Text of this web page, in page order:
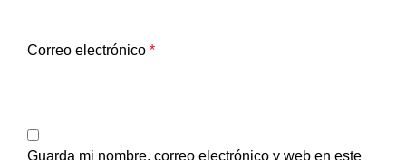
Correo electrónico *
Guarda mi nombre, correo electrónico y web en este